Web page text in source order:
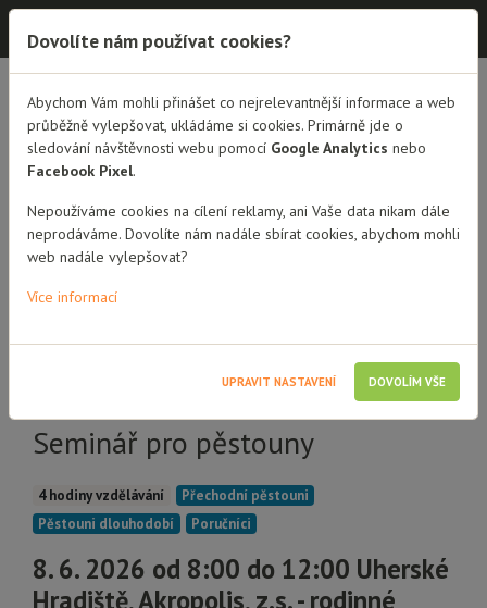
Dobrá rodina - semináře
PŘEHLED SEMINÁŘŮ DETAIL SEMINÁŘE
Seminář se zaměřuje na
aktuální problematiku
dostupnosti pornografie v
online prostředí a její
dopady na vývoj dětí a
dospívajících.
Seminář pro pěstouny
4 hodiny vzdělávání
Přechodní pěstouni
Pěstouni dlouhodobí
Poručníci
8. 6. 2026 od 8:00 do 12:00 Uherské
Hradiště, Akropolis, z.s. - rodinné
Dovolíte nám používat cookies?
Abychom Vám mohli přinášet co nejrelevantnější informace a web
průběžně vylepšovat, ukládáme si cookies. Primárně jde o
sledování návštěvnosti webu pomocí Google Analytics nebo
Facebook Pixel.
Nepoužíváme cookies na cílení reklamy, ani Vaše data nikam dále
neprodáváme. Dovolíte nám nadále sbírat cookies, abychom mohli
web nadále vylepšovat?
Více informací
UPRAVIT NASTAVENÍ DOVOLÍM VŠE